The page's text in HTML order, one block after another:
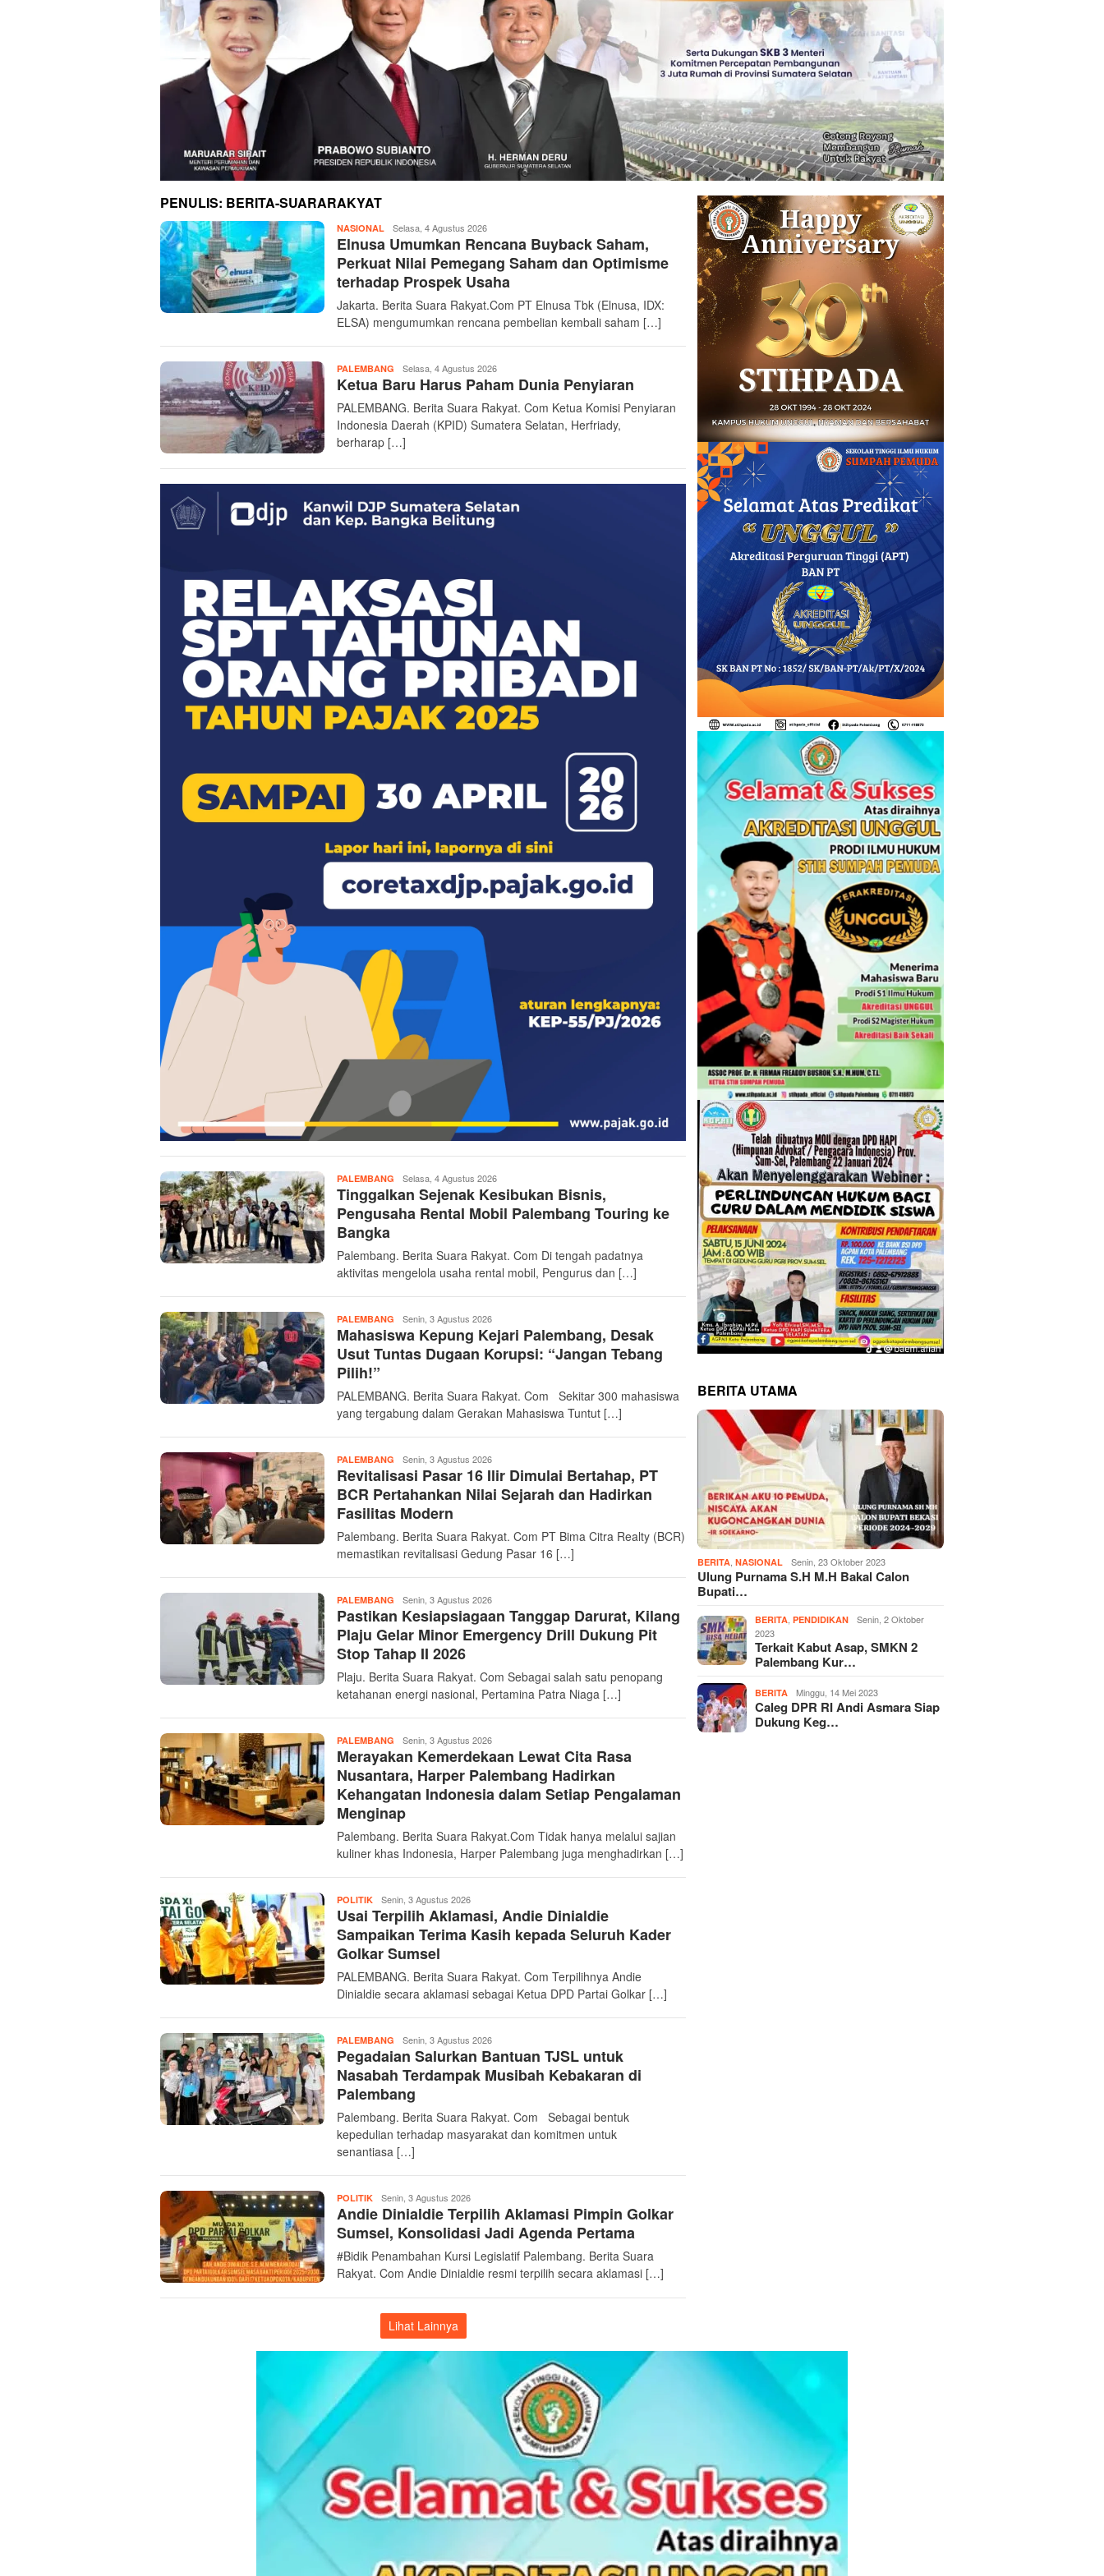
PENULIS: BERITA-SUARARAKYAT
NASIONAL berita-
suararakyat
Selasa, 4 Agustus 2026
Elnusa Umumkan Rencana Buyback Saham,
Perkuat Nilai Pemegang Saham dan Optimisme
terhadap Prospek Usaha
Jakarta. Berita Suara Rakyat.Com PT Elnusa Tbk (Elnusa, IDX:
ELSA) mengumumkan rencana pembelian kembali saham […]
PALEMBANG berita-
suararakyat
Selasa, 4 Agustus 2026
Ketua Baru Harus Paham Dunia Penyiaran
PALEMBANG. Berita Suara Rakyat. Com Ketua Komisi Penyiaran
Indonesia Daerah (KPID) Sumatera Selatan, Herfriady,
berharap […]
PALEMBANG berita-
suararakyat
Selasa, 4 Agustus 2026
Tinggalkan Sejenak Kesibukan Bisnis,
Pengusaha Rental Mobil Palembang Touring ke
Bangka
Palembang. Berita Suara Rakyat. Com Di tengah padatnya
aktivitas mengelola usaha rental mobil, Pengurus dan […]
PALEMBANG berita-
suararakyat
Senin, 3 Agustus 2026
Mahasiswa Kepung Kejari Palembang, Desak
Usut Tuntas Dugaan Korupsi: “Jangan Tebang
Pilih!”
PALEMBANG. Berita Suara Rakyat. Com Sekitar 300 mahasiswa
yang tergabung dalam Gerakan Mahasiswa Tuntut […]
PALEMBANG berita-
suararakyat
Senin, 3 Agustus 2026
Revitalisasi Pasar 16 Ilir Dimulai Bertahap, PT
BCR Pertahankan Nilai Sejarah dan Hadirkan
Fasilitas Modern
Palembang. Berita Suara Rakyat. Com PT Bima Citra Realty (BCR)
memastikan revitalisasi Gedung Pasar 16 […]
PALEMBANG berita-
suararakyat
Senin, 3 Agustus 2026
Pastikan Kesiapsiagaan Tanggap Darurat, Kilang
Plaju Gelar Minor Emergency Drill Dukung Pit
Stop Tahap II 2026
Plaju. Berita Suara Rakyat. Com Sebagai salah satu penopang
ketahanan energi nasional, Pertamina Patra Niaga […]
PALEMBANG berita-
suararakyat
Senin, 3 Agustus 2026
Merayakan Kemerdekaan Lewat Cita Rasa
Nusantara, Harper Palembang Hadirkan
Kehangatan Indonesia dalam Setiap Pengalaman
Menginap
Palembang. Berita Suara Rakyat.Com Tidak hanya melalui sajian
kuliner khas Indonesia, Harper Palembang juga menghadirkan […]
POLITIK berita-
suararakyat
Senin, 3 Agustus 2026
Usai Terpilih Aklamasi, Andie Dinialdie
Sampaikan Terima Kasih kepada Seluruh Kader
Golkar Sumsel
PALEMBANG. Berita Suara Rakyat. Com Terpilihnya Andie
Dinialdie secara aklamasi sebagai Ketua DPD Partai Golkar […]
PALEMBANG berita-
suararakyat
Senin, 3 Agustus 2026
Pegadaian Salurkan Bantuan TJSL untuk
Nasabah Terdampak Musibah Kebakaran di
Palembang
Palembang. Berita Suara Rakyat. Com Sebagai bentuk
kepedulian terhadap masyarakat dan komitmen untuk
senantiasa […]
POLITIK berita-
suararakyat
Senin, 3 Agustus 2026
Andie Dinialdie Terpilih Aklamasi Pimpin Golkar
Sumsel, Konsolidasi Jadi Agenda Pertama
#Bidik Penambahan Kursi Legislatif Palembang. Berita Suara
Rakyat. Com Andie Dinialdie resmi terpilih secara aklamasi […]
Lihat Lainnya
BERITA UTAMA
BERITA,NASIONAL Senin, 23 Oktober 2023
Ulung Purnama S.H M.H Bakal Calon
Bupati…
BERITA,PENDIDIKAN
Senin, 2 Oktober
2023
Terkait Kabut Asap, SMKN 2
Palembang Kur…
BERITA Minggu, 14 Mei 2023
Caleg DPR RI Andi Asmara Siap
Dukung Keg…